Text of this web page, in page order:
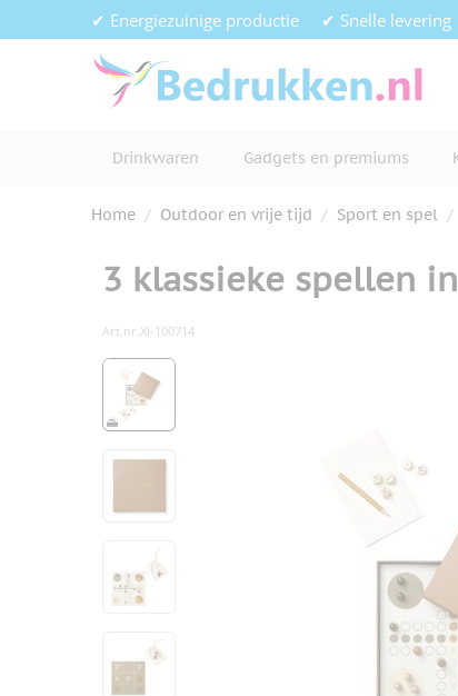
Ga naar de inhoud✔ Energiezuinige productie ✔ Snelle levering
Drinkwaren Gadgets en premiums
Home / Outdoor en vrije tijd / Sport en spel /
3 klassieke spellen
Art.nr.XI-100714
View larger image
View larger image
View larger image
View larger image